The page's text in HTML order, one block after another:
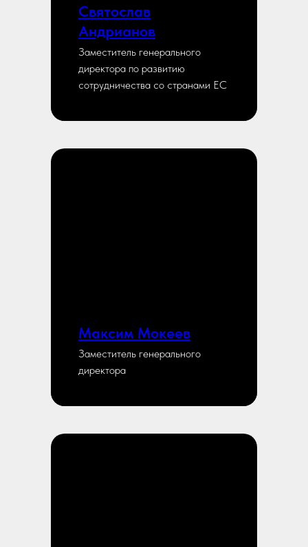
Святослав
Андрианов
Заместитель генерального
директора по развитию
сотрудничества со странами ЕС
Максим Мокеев
Заместитель генерального
директора